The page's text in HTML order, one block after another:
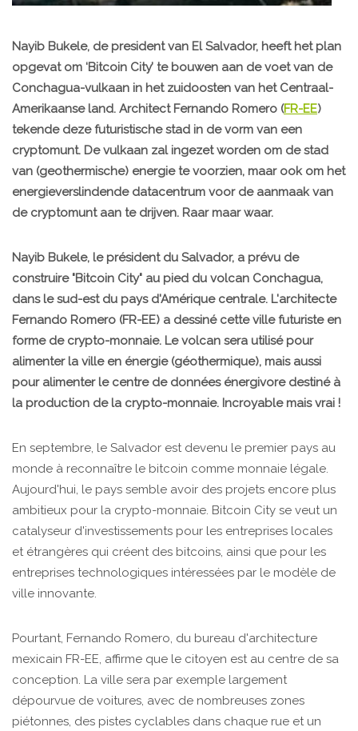
Nayib Bukele, de president van El Salvador, heeft het plan
opgevat om ‘Bitcoin City’ te bouwen aan de voet van de
Conchagua-vulkaan in het zuidoosten van het Centraal-
Amerikaanse land. Architect Fernando Romero (FR-EE)
tekende deze futuristische stad in de vorm van een
cryptomunt. De vulkaan zal ingezet worden om de stad
van (geothermische) energie te voorzien, maar ook om het
energieverslindende datacentrum voor de aanmaak van
de cryptomunt aan te drijven. Raar maar waar.
Nayib Bukele, le président du Salvador, a prévu de
construire "Bitcoin City" au pied du volcan Conchagua,
dans le sud-est du pays d'Amérique centrale. L'architecte
Fernando Romero (FR-EE) a dessiné cette ville futuriste en
forme de crypto-monnaie. Le volcan sera utilisé pour
alimenter la ville en énergie (géothermique), mais aussi
pour alimenter le centre de données énergivore destiné à
la production de la crypto-monnaie. Incroyable mais vrai !
En septembre, le Salvador est devenu le premier pays au
monde à reconnaître le bitcoin comme monnaie légale.
Aujourd'hui, le pays semble avoir des projets encore plus
ambitieux pour la crypto-monnaie. Bitcoin City se veut un
catalyseur d'investissements pour les entreprises locales
et étrangères qui créent des bitcoins, ainsi que pour les
entreprises technologiques intéressées par le modèle de
ville innovante.
Pourtant, Fernando Romero, du bureau d'architecture
mexicain FR-EE, affirme que le citoyen est au centre de sa
conception. La ville sera par exemple largement
dépourvue de voitures, avec de nombreuses zones
piétonnes, des pistes cyclables dans chaque rue et un